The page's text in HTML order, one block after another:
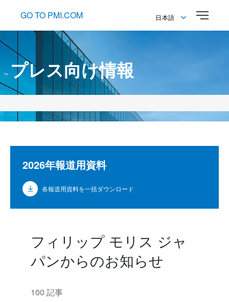
GO TO PMI.COM
日本語
プレス向け情報
2026年報道用資料
各報道用資料を一括ダウンロード
フィリップ モリス ジャ
パンからのお知らせ
100 記事